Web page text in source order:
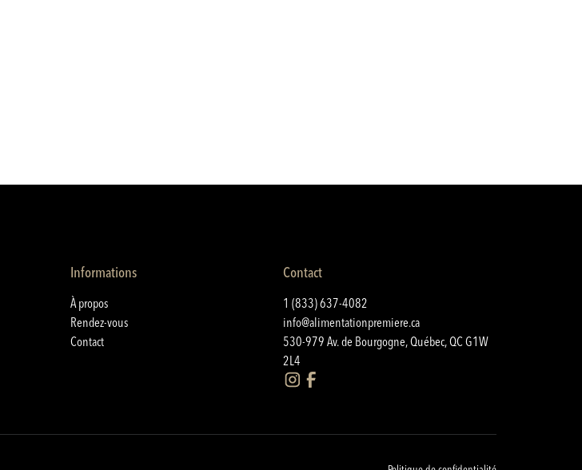
Informations
À propos
Rendez-vous
Contact
Contact
1 (833) 637-4082
info@alimentationpremiere.ca
530-979 Av. de Bourgogne, Québec, QC G1W
2L4